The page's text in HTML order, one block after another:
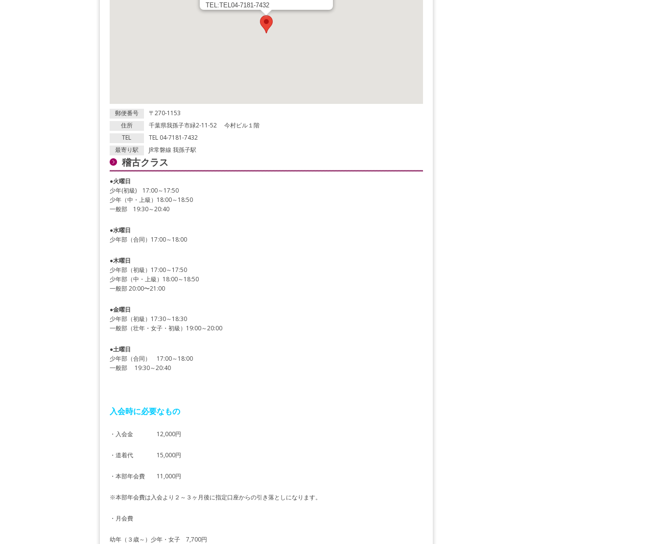
TEL:TEL04-7181-7432
郵便番号
〒270-1153
住所
千葉県我孫子市緑2-11-52 今村ビル１階
TEL
TEL 04-7181-7432
最寄り駅
JR常磐線 我孫子駅
稽古クラス
●火曜日
少年(初級) 17:00～17:50
少年（中・上級）18:00～18:50
一般部 19:30～20:40
●水曜日
少年部（合同）17:00～18:00
●木曜日
少年部（初級）17:00～17:50
少年部（中・上級）18:00～18:50
一般部 20:00〜21:00
●金曜日
少年部（初級）17:30～18:30
一般部（壮年・女子・初級）19:00～20:00
●土曜日
少年部（合同） 17:00～18:00
一般部 19:30～20:40
入会時に必要なもの
・入会金 12,000円
・道着代 15,000円
・本部年会費 11,000円
※本部年会費は入会より２～３ヶ月後に指定口座からの引き落としになります。
・月会費
幼年（３歳～）少年・女子 7,700円